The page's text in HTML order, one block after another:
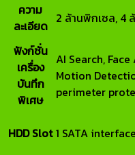
ความ
ละเอียด 2 ล้านพิกเซล, 4
ฟังก์ชั่น
เครื่อง
บันทึก
พิเศษ
AI Search,
Motion
perimeter
HDD Slot 1 SATA